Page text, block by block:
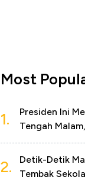
Most
1.
Presiden Ini
Tengah
2.
Detik-Detik
Tembak